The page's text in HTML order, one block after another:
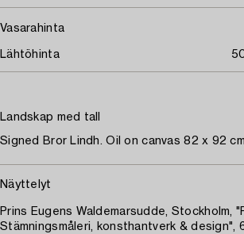
Vasarahinta
Lähtöhinta
Landskap med tall
Signed Bror Lindh. Oil on canvas 82 x 92
Näyttelyt
Prins Eugens Waldemarsudde, Stockholm,
Stämningsmåleri, konsthantverk & design",